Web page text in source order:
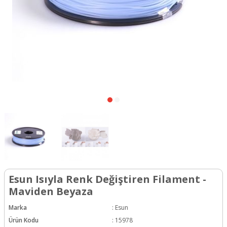
Esun Isıyla Renk Değiştiren Filament -
Maviden Beyaza
Marka : Esun
Ürün Kodu
: 15978